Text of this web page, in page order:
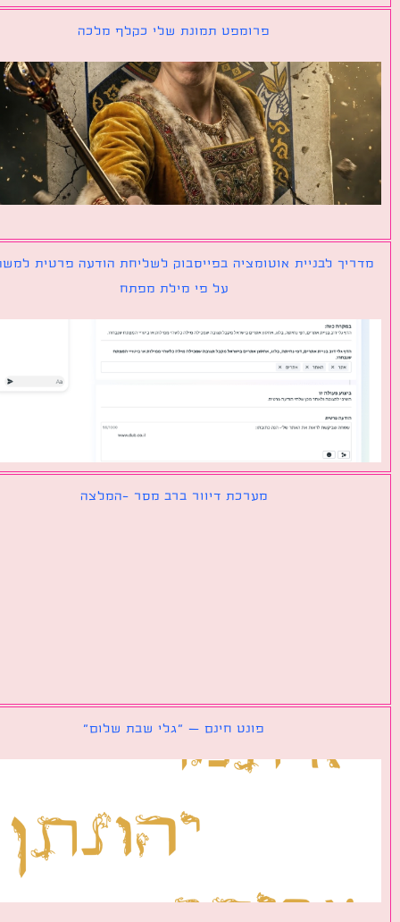
פרומפט תמונת שלי כקלף מלכה
לבניית אוטומציה בפייסבוק לשליחת הודעה פרטית למשתמש
על פי מילת מפתח
מערכת דיוור ברב מסר -המלצה
פונט חינם – ״גלי שבת שלום״